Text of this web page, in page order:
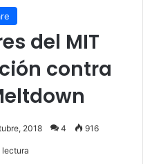
del MIT
contra
2018 4 916
lectura